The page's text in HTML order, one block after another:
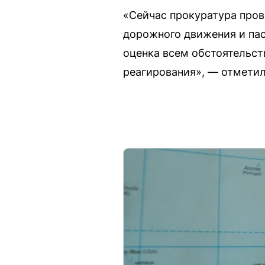
«Сейчас прокуратура
дорожного движения и
оценка всем
реагирования», —